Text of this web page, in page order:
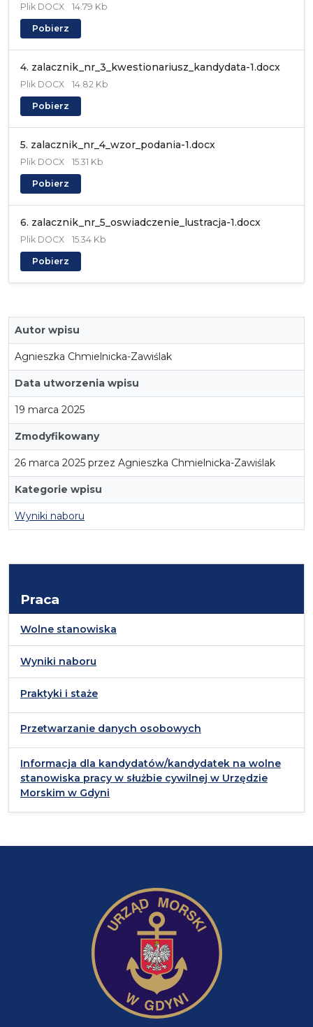
Plik DOCX 14.79 Kb
Pobierz
4. zalacznik_nr_3_kwestionariusz_kandydata-1.docx
Plik DOCX 14.82 Kb
Pobierz
5. zalacznik_nr_4_wzor_podania-1.docx
Plik DOCX 15.31 Kb
Pobierz
6. zalacznik_nr_5_oswiadczenie_lustracja-1.docx
Plik DOCX 15.34 Kb
Pobierz
Autor wpisu
Agnieszka Chmielnicka-Zawiślak
Data utworzenia wpisu
19 marca 2025
Zmodyfikowany
26 marca 2025 przez Agnieszka Chmielnicka-Zawiślak
Kategorie wpisu
Wyniki naboru
Praca
Wolne stanowiska
Wyniki naboru
Praktyki i staże
Przetwarzanie danych osobowych
Informacja dla kandydatów/kandydatek na wolne
stanowiska pracy w służbie cywilnej w Urzędzie
Morskim w Gdyni